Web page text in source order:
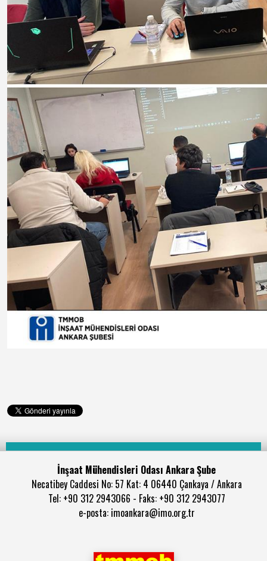
İnşaat Mühendisleri Odası Ankara Şube
Necatibey Caddesi No: 57 Kat: 4 06440 Çankaya / Ankara
Tel: +90 312 2943066 - Faks: +90 312 2943077
e-posta: imoankara@imo.org.tr